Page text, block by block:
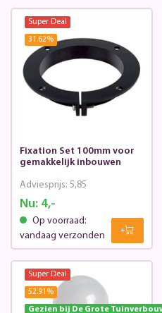
Super Deal
31.62%
Fixation Set 100mm voor
gemakkelijk inbouwen
Nu:4,-
Adviesprijs: 5,85
Op voorraad:
vandaag verzonden
Super Deal
52.91 %
Gezien bij De Grote